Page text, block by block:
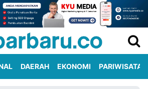
DAERAH EKONOMI PARIWISATA